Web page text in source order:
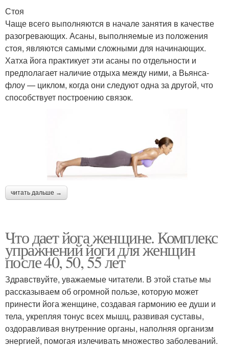
Стоя
Чаще всего выполняются в начале занятия в качестве
разогревающих. Асаны, выполняемые из положения
стоя, являются самыми сложными для начинающих.
Хатха йога практикует эти асаны по отдельности и
предполагает наличие отдыха между ними, а Вьянса-
флоу — циклом, когда они следуют одна за другой, что
способствует построению связок.
читать дальше →
Что дает йога женщине. Комплекс
упражнений йоги для женщин
после 40, 50, 55 лет
Здравствуйте, уважаемые читатели. В этой статье мы
рассказываем об огромной пользе, которую может
принести йога женщине, создавая гармонию ее души и
тела, укрепляя тонус всех мышц, развивая суставы,
оздоравливая внутренние органы, наполняя организм
энергией, помогая излечивать множество заболеваний.